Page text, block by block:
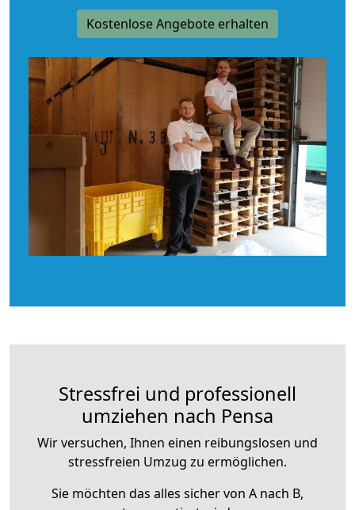
Kostenlose Angebote erhalten
Stressfrei und professionell
umziehen nach Pensa
Wir versuchen, Ihnen einen reibungslosen und
stressfreien Umzug zu ermöglichen.
Sie möchten das alles sicher von A nach B,